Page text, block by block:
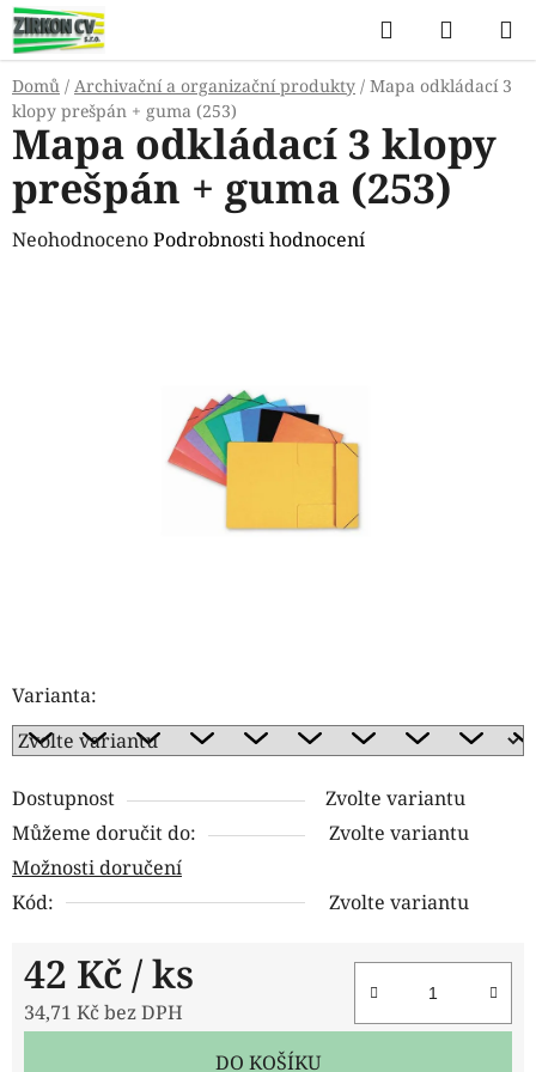
Přejít
na
obsah
Hledat
KOŠÍK
Domů / Archivační a organizační produkty / Mapa odkládací 3
klopy prešpán + guma (253)
Varianta:
Dostupnost
Zvolte variantu
Můžeme doručit do:
Zvolte variantu
Možnosti doručení
Kód:
Zvolte variantu
42 Kč / ks
34,71 Kč bez DPH
DO KOŠÍKU
Mapa odkládací 3 klopy
prešpán + guma (253)
Průměrné
NeohodnocenoPodrobnosti hodnocení